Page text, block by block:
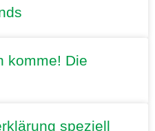
komme! Die
speziell